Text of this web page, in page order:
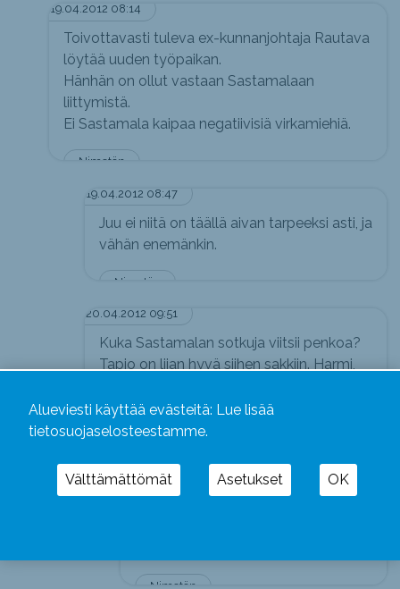
19.04.2012 08:14
Nimetön
Toivottavasti tuleva ex-kunnanjohtaja Rautava
löytää uuden työpaikan.
Hänhän on ollut vastaan Sastamalaan
liittymistä.
Ei Sastamala kaipaa negatiivisiä virkamiehiä.
19.04.2012 08:47
Nimetön
Juu ei niitä on täällä aivan tarpeeksi asti, ja
vähän enemänkin.
20.04.2012 09:51
Kuka Sastamalan sotkuja viitsii penkoa?
Tapio on liian hyvä siihen sakkiin. Harmi,
kaupungin johto, sääliksi käy.
20.04.2012 14:30
Nimetön
Alueviesti käyttää evästeitä: Lue lisää
tietosuojaselosteestamme.
Välttämättömät Asetukset OK